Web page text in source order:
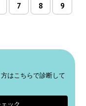
7 8 9
はこちらで診断して
ック